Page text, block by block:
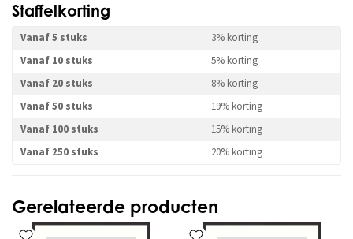
Staffelkorting
Vanaf 5 stuks
3% korting
Vanaf 10 stuks
5% korting
Vanaf 20 stuks
8% korting
Vanaf 50 stuks
19% korting
Vanaf 100 stuks
15% korting
Vanaf 250 stuks
20% korting
Gerelateerde producten